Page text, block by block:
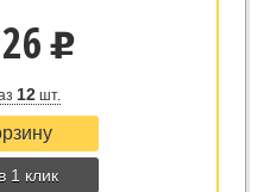
u
12шт.
1 клик